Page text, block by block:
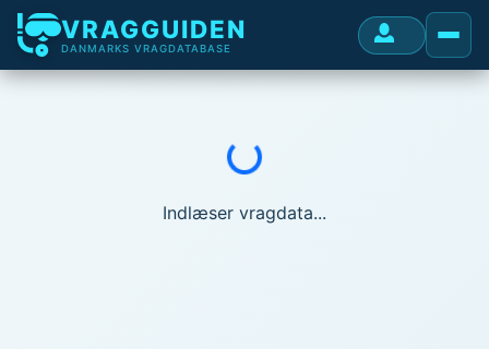
VRAGGUIDEN
DANMARKS VRAGDATABASE
Indlæser...
Indlæser vragdata...